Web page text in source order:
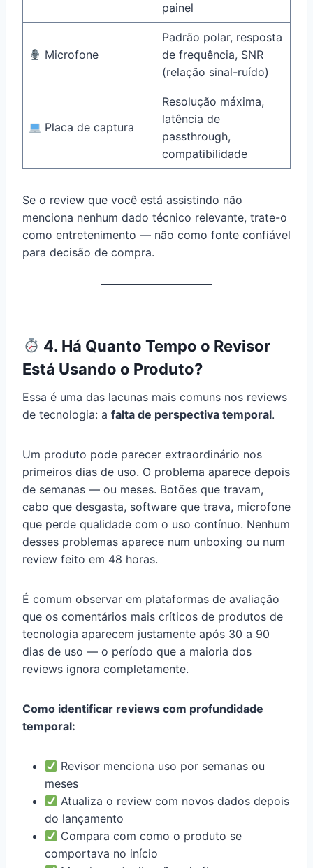
painel
Microfone
Padrão polar, resposta
de frequência, SNR
(relação sinal-ruído)
Placa de captura
Resolução máxima,
latência de
passthrough,
compatibilidade
Se o review que você está assistindo não
menciona nenhum dado técnico relevante, trate-o
como entretenimento — não como fonte confiável
para decisão de compra.
4. Há Quanto Tempo o Revisor
Está Usando o Produto?
Essa é uma das lacunas mais comuns nos reviews
de tecnologia: a falta de perspectiva temporal.
Um produto pode parecer extraordinário nos
primeiros dias de uso. O problema aparece depois
de semanas — ou meses. Botões que travam,
cabo que desgasta, software que trava, microfone
que perde qualidade com o uso contínuo. Nenhum
desses problemas aparece num unboxing ou num
review feito em 48 horas.
É comum observar em plataformas de avaliação
que os comentários mais críticos de produtos de
tecnologia aparecem justamente após 30 a 90
dias de uso — o período que a maioria dos
reviews ignora completamente.
Como identificar reviews com profundidade
temporal:
Revisor menciona uso por semanas ou
meses
Atualiza o review com novos dados depois
do lançamento
Compara com como o produto se
comportava no início